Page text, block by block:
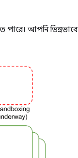
আপনি ভিন্নভাবে